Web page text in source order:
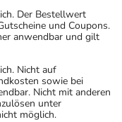
Der Bestellwert
und Coupons.
anwendbar und gilt
Nicht auf
sowie bei
Nicht mit anderen
unter
möglich.